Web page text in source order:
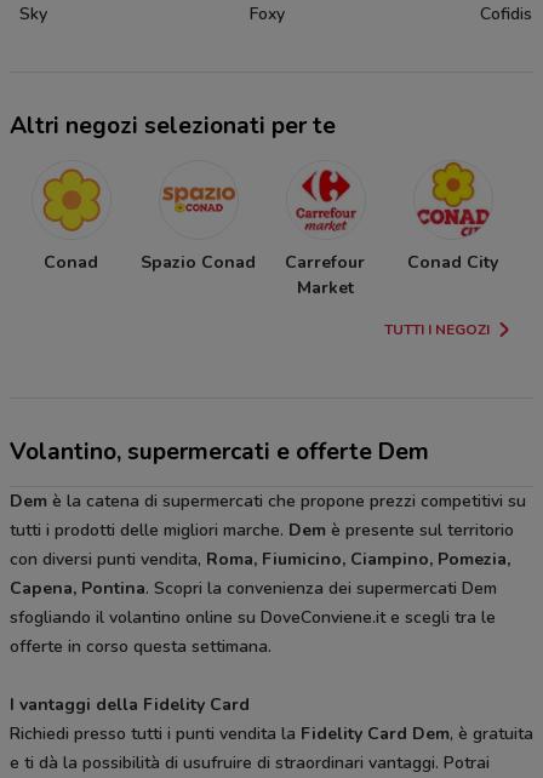
Sky Foxy Cofidis
Altri negozi selezionati per te
Conad Spazio Conad
Carrefour
Market
Conad City
TUTTI I NEGOZI
Volantino, supermercati e offerte Dem
Dem è la catena di supermercati che propone prezzi competitivi su
tutti i prodotti delle migliori marche. Dem è presente sul territorio
con diversi punti vendita, Roma, Fiumicino, Ciampino, Pomezia,
Capena, Pontina. Scopri la convenienza dei supermercati Dem
sfogliando il volantino online su DoveConviene.it e scegli tra le
offerte in corso questa settimana.
I vantaggi della Fidelity Card
Richiedi presso tutti i punti vendita la Fidelity Card Dem, è gratuita
e ti dà la possibilità di usufruire di straordinari vantaggi. Potrai